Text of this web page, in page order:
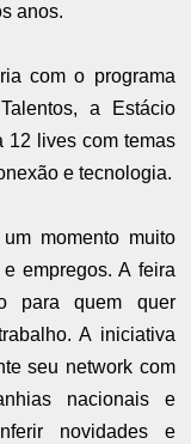
anos.
com o programa
a Estácio
12 lives com temas
e tecnologia.
momento muito
empregos. A feira
para quem quer
A iniciativa
seu network com
nacionais e
novidades e